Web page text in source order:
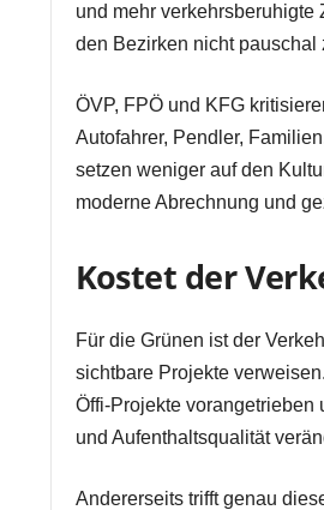
und mehr
den Bezirken nicht pauschal
ÖVP, FPÖ und KFG
Autofahrer, Pendler,
setzen weniger auf den
moderne Abrechnung und
Kostet der
Für die Grünen ist der
sichtbare Projekte
Öffi-Projekte vorangetrieben
und Aufenthaltsqualität
Andererseits trifft genau